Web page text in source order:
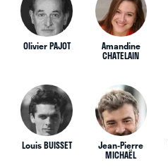
Olivier PAJOT Amandine
CHATELAIN
Louis BUISSET Jean-Pierre
MICHAËL